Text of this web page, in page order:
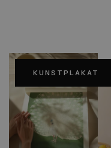
KUNSTPLAKATER